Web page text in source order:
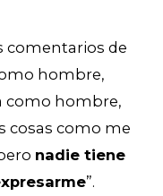
comentarios de
hombre,
como hombre,
cosas como me
nadie tiene
”.